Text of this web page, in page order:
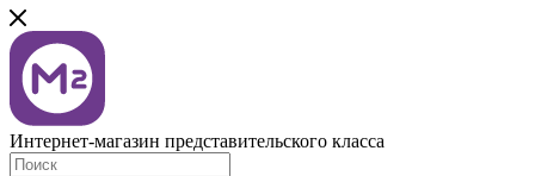
Интернет-магазин представительского класса